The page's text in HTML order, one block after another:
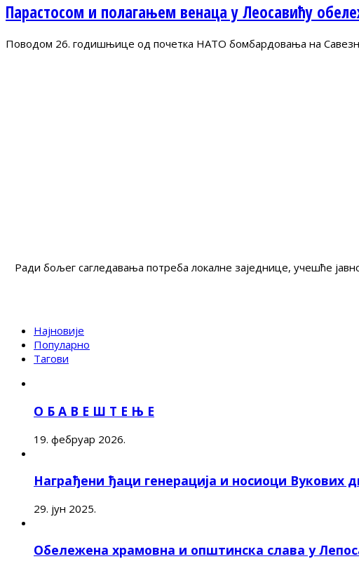
Парастосом и полагањем венаца у Леосавићу
Поводом 26. годишњице од почетка НАТО бомбардовања на
Ради бољег сагледавања потреба локалне заједнице, учешће
Најновије
Популарно
Тагови
О Б А В Е Ш Т Е Њ Е
19. фебруар 2026.
Награђени ђаци генерација и носиоци Вукових
29. јун 2025.
Обележена храмовна и општинска слава у